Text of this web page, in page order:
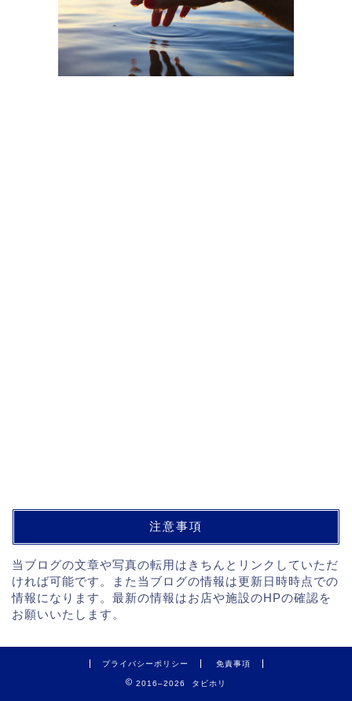
注意事項
当ブログの文章や写真の転用はきちんとリンクしていただ
ければ可能です。また当ブログの情報は更新日時時点での
情報になります。最新の情報はお店や施設のHPの確認を
お願いいたします。
プライバシーポリシー 免責事項
2016–2026 タビホリ